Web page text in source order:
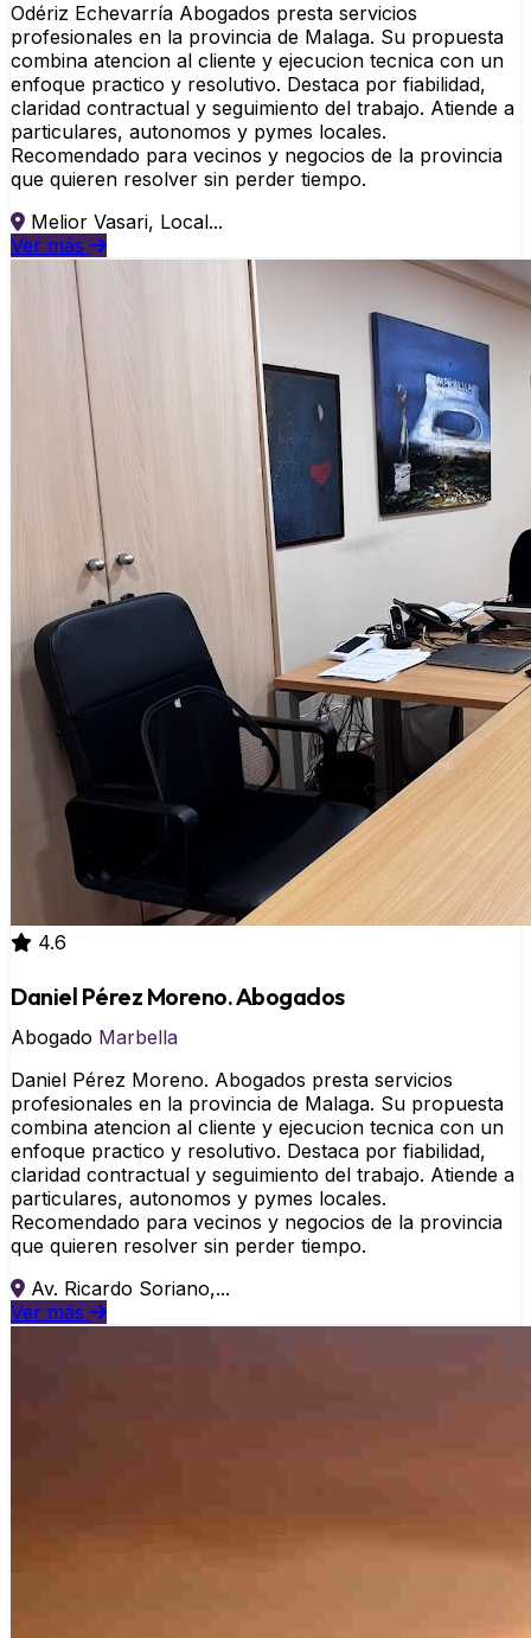
Odériz Echevarría Abogados presta servicios
profesionales en la provincia de Malaga. Su propuesta
combina atencion al cliente y ejecucion tecnica con un
enfoque practico y resolutivo. Destaca por fiabilidad,
claridad contractual y seguimiento del trabajo. Atiende a
particulares, autonomos y pymes locales.
Recomendado para vecinos y negocios de la provincia
que quieren resolver sin perder tiempo.
Melior Vasari, Local...
Ver más
4.6
Daniel Pérez Moreno. Abogados
Abogado Marbella
Daniel Pérez Moreno. Abogados presta servicios
profesionales en la provincia de Malaga. Su propuesta
combina atencion al cliente y ejecucion tecnica con un
enfoque practico y resolutivo. Destaca por fiabilidad,
claridad contractual y seguimiento del trabajo. Atiende a
particulares, autonomos y pymes locales.
Recomendado para vecinos y negocios de la provincia
que quieren resolver sin perder tiempo.
Av. Ricardo Soriano,...
Ver más